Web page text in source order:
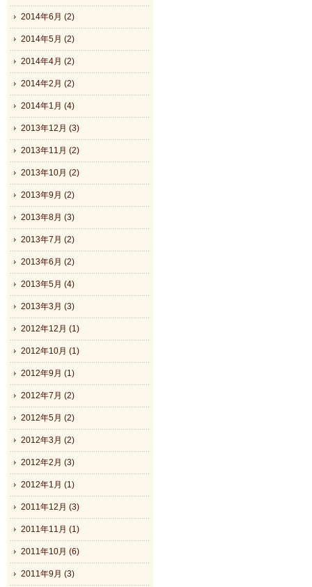
2014年6月 (2)
2014年5月 (2)
2014年4月 (2)
2014年2月 (2)
2014年1月 (4)
2013年12月 (3)
2013年11月 (2)
2013年10月 (2)
2013年9月 (2)
2013年8月 (3)
2013年7月 (2)
2013年6月 (2)
2013年5月 (4)
2013年3月 (3)
2012年12月 (1)
2012年10月 (1)
2012年9月 (1)
2012年7月 (2)
2012年5月 (2)
2012年3月 (2)
2012年2月 (3)
2012年1月 (1)
2011年12月 (3)
2011年11月 (1)
2011年10月 (6)
2011年9月 (3)